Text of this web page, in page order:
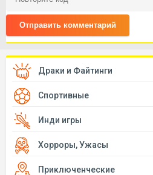
Отправить комментарий
Драки и Файтинги
Спортивные
Инди игры
Хорроры, Ужасы
Приключенческие